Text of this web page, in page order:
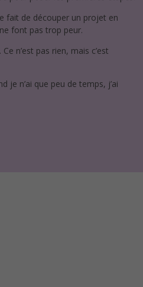
fait de découper un projet en
font pas trop peur.
n’est pas rien, mais c’est
je n’ai que peu de temps, j’ai